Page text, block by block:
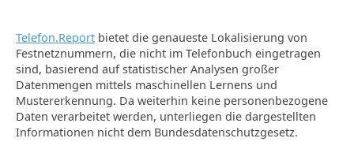
Telefon.Report bietet die genaueste Lokalisierung von
Festnetznummern, die nicht im Telefonbuch eingetragen
sind, basierend auf statistischer Analysen großer
Datenmengen mittels maschinellen Lernens und
Mustererkennung. Da weiterhin keine personenbezogene
Daten verarbeitet werden, unterliegen die dargestellten
Informationen nicht dem Bundesdatenschutzgesetz.